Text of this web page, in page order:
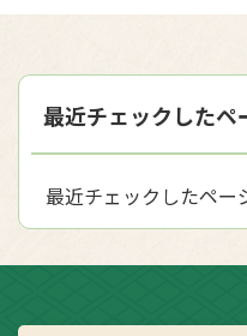
最近チェックしたペ
最近チェックしたペー